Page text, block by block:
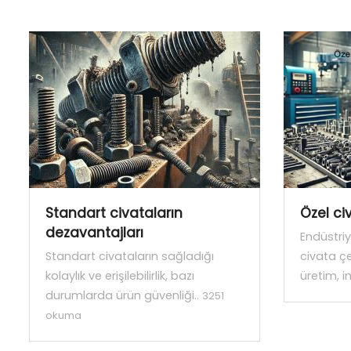
Standart civataların
dezavantajları
Standart civataların sağladığı
kolaylık ve erişilebilirlik, bazı
durumlarda ürün güvenliği.. 3251
okuma
Özel
civata
üretim,